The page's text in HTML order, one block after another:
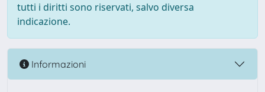
tutti i diritti sono riservati, salvo diversa
indicazione.
Informazioni